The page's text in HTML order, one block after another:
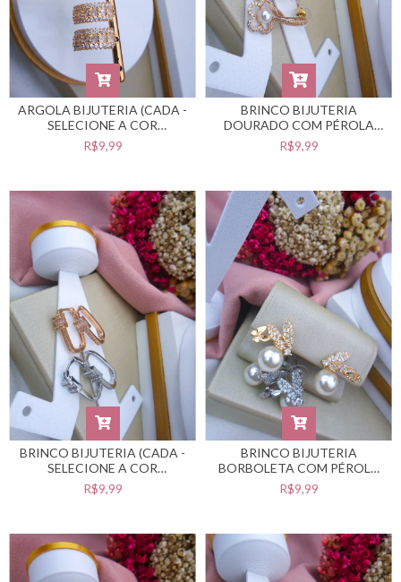
ARGOLA BIJUTERIA (CADA -
SELECIONE A COR
DESEJADA) #B0105511
R$9,99
BRINCO BIJUTERIA
DOURADO COM PÉROLA
#B0105509
R$9,99
BRINCO BIJUTERIA (CADA -
SELECIONE A COR
DESEJADA) #B0105508
R$9,99
BRINCO BIJUTERIA
BORBOLETA COM PÉROLA
(CADA - SELECIONE A COR
DESEJADA) #B0105507
R$9,99